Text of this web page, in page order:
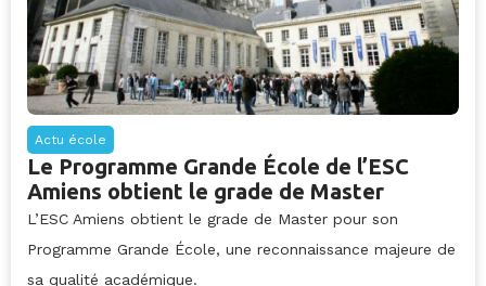
Actu école
Le Programme Grande École de l’ESC
Amiens obtient le grade de Master
L’ESC Amiens obtient le grade de Master pour son
Programme Grande École, une reconnaissance majeure de
sa qualité académique.